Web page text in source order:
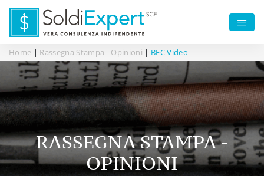
Home | Rassegna Stampa - Opinioni | BFC Video
RASSEGNA STAMPA -
OPINIONI